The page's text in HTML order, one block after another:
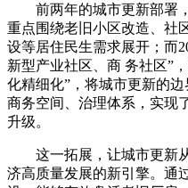
前两年的城市更新部署，
重点围绕老旧小区改造、社
设等居住民生需求展开；而
新型产业社区、商 务社区”
化精细化”，将城市更新的
商务空间、治理体系，实现
升级。
这一拓展，让城市更新从
济高质量发展的新引擎。通